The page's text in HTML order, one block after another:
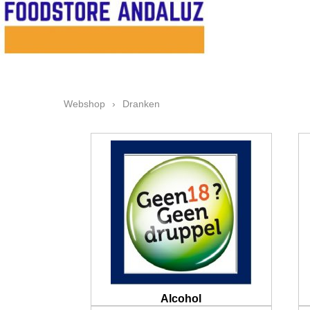
Webshop › Dranken
Alcohol